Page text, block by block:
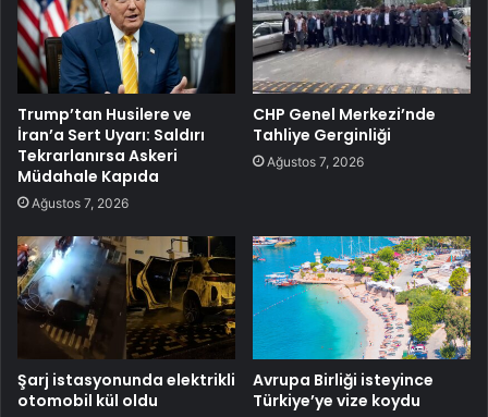
Trump’tan Husilere ve
İran’a Sert Uyarı: Saldırı
Tekrarlanırsa Askeri
Müdahale Kapıda
Ağustos 7, 2026
CHP Genel Merkezi’nde
Tahliye Gerginliği
Ağustos 7, 2026
Şarj istasyonunda elektrikli
otomobil kül oldu
Avrupa Birliği isteyince
Türkiye’ye vize koydu